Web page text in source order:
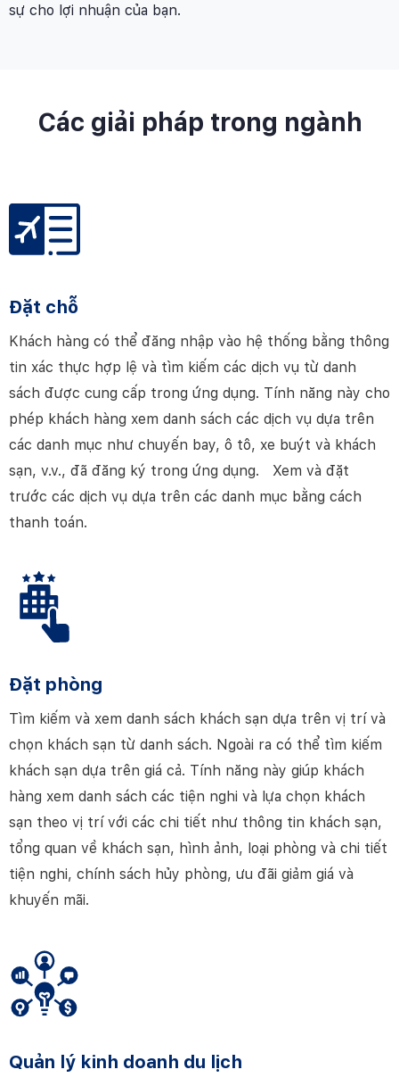
sự cho lợi nhuận của bạn.
Các giải pháp trong ngành
Đặt chỗ
Khách hàng có thể đăng nhập vào hệ thống bằng thông
tin xác thực hợp lệ và tìm kiếm các dịch vụ từ danh
sách được cung cấp trong ứng dụng. Tính năng này cho
phép khách hàng xem danh sách các dịch vụ dựa trên
các danh mục như chuyến bay, ô tô, xe buýt và khách
sạn, v.v., đã đăng ký trong ứng dụng. Xem và đặt
trước các dịch vụ dựa trên các danh mục bằng cách
thanh toán.
Đặt phòng
Tìm kiếm và xem danh sách khách sạn dựa trên vị trí và
chọn khách sạn từ danh sách. Ngoài ra có thể tìm kiếm
khách sạn dựa trên giá cả. Tính năng này giúp khách
hàng xem danh sách các tiện nghi và lựa chọn khách
sạn theo vị trí với các chi tiết như thông tin khách sạn,
tổng quan về khách sạn, hình ảnh, loại phòng và chi tiết
tiện nghi, chính sách hủy phòng, ưu đãi giảm giá và
khuyến mãi.
Quản lý kinh doanh du lịch